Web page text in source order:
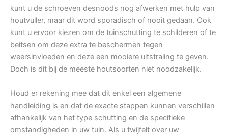
kunt u de schroeven desnoods nog afwerken met hulp van
houtvuller, maar dit word sporadisch of nooit gedaan. Ook
kunt u ervoor kiezen om de tuinschutting te schilderen of te
beitsen om deze extra te beschermen tegen
weersinvloeden en deze een mooiere uitstraling te geven.
Doch is dit bij de meeste houtsoorten niet noodzakelijk.
Houd er rekening mee dat dit enkel een algemene
handleiding is en dat de exacte stappen kunnen verschillen
afhankelijk van het type schutting en de specifieke
omstandigheden in uw tuin. Als u twijfelt over uw